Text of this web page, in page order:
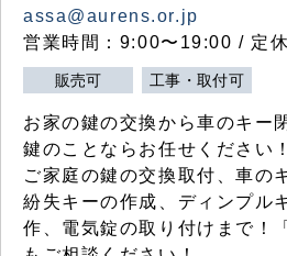
assa@aurens.or.jp
営業時間：9:00〜19:00 / 定
販売可 工事・取付可
お家の鍵の交換から車のキー
鍵のことならお任せください！
ご家庭の鍵の交換取付、車の
紛失キーの作成、ディンプル
作、電気錠の取り付けまで！